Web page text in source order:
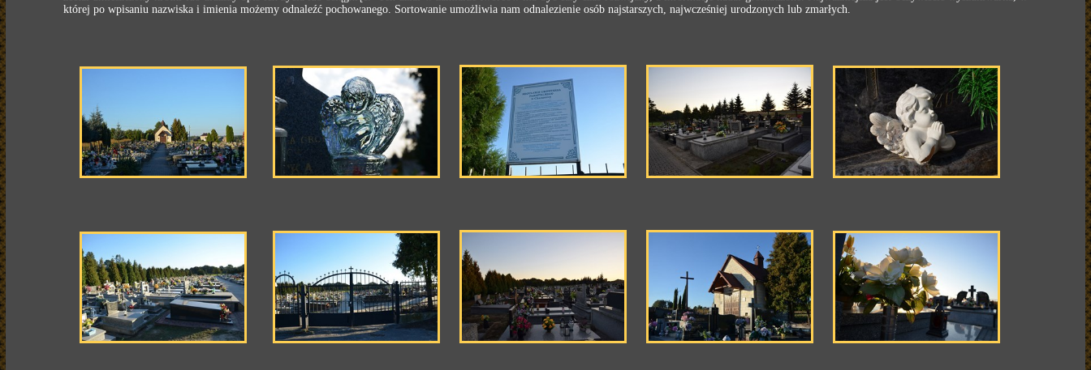
której po wpisaniu nazwiska i imienia możemy odnaleźć pochowanego. Sortowanie umożliwia nam odnalezienie osób najstarszych, najwcześniej urodzonych lub zmarłych.